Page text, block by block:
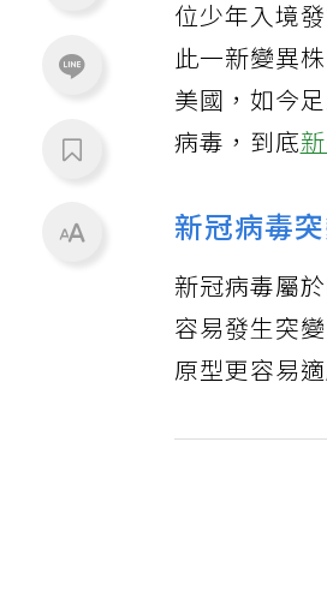
位少年入境
此一新變異
美國，如今
病毒，到底
新冠病毒
新冠病毒屬
容易發生突
原型更容易